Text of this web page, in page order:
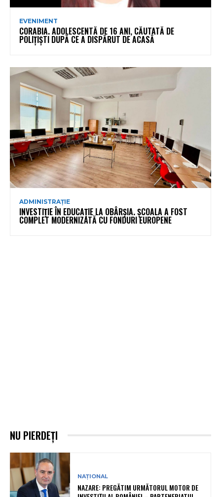
EVENIMENT
CORABIA. ADOLESCENTĂ DE 16 ANI, CĂUTATĂ DE
POLIȚIȘTI DUPĂ CE A DISPĂRUT DE ACASĂ
ADMINISTRAȚIE
INVESTIȚIE ÎN EDUCAȚIE LA OBÂRȘIA. ȘCOALA A FOST
COMPLET MODERNIZATĂ CU FONDURI EUROPENE
NU PIERDEȚI
NAȚIONAL
NAZARE: PREGĂTIM URMĂTORUL MOTOR DE